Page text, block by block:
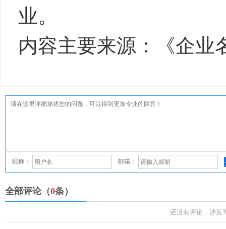
业。
内容主要来源：《企业
昵称： 邮箱：
全部评论（0条）
还没有评论，沙发